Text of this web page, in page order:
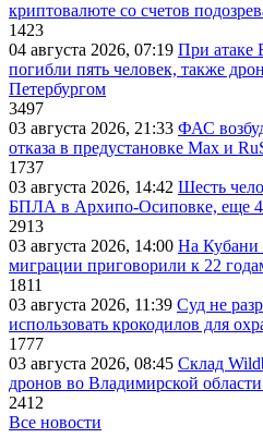
криптовалюте со счетов
1423
04 августа 2026, 07:19 При атаке
погибли пять человек, также
Петербургом
3497
03 августа 2026, 21:33 ФАС
отказа в предустановке Max и
1737
03 августа 2026, 14:42 Шесть
БПЛА в Архипо-Осиповке, еще
2913
03 августа 2026, 14:00 На Кубани
миграции приговорили к 22
1811
03 августа 2026, 11:39 Суд не
использовать крокодилов для
1777
03 августа 2026, 08:45 Склад
дронов во Владимирской
2412
Все новости